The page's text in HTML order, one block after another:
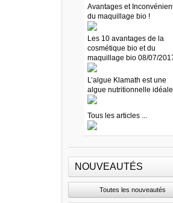
Avantages et
du maquillage bio !
Les 10 avantages de la
cosmétique bio et du
maquillage bio 08/07/
L’algue Klamath est une
algue nutritionnelle
Tous les articles ...
NOUVEAUTÉS
Toutes les nouveautés